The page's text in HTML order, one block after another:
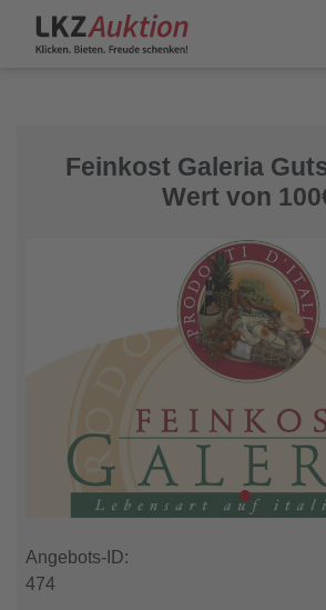
Feinkost Galeria
Wert von
1
Angebots-ID:
474